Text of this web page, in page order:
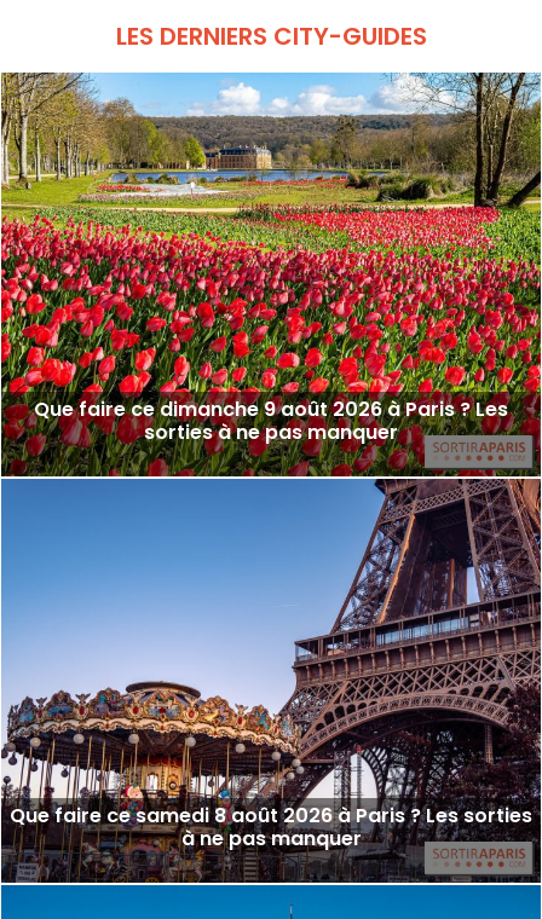
LES DERNIERS CITY-GUIDES
Que faire ce dimanche 9 août 2026 à Paris ? Les
sorties à ne pas manquer
Que faire ce samedi 8 août 2026 à Paris ? Les sorties
à ne pas manquer